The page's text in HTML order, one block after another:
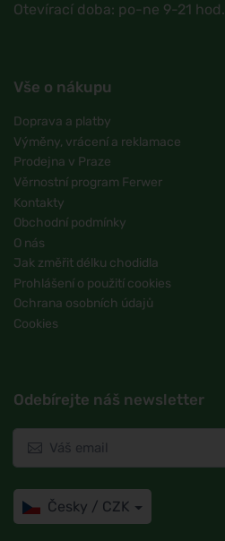
Otevírací doba: po-ne 9-21 hod.
Vše o nákupu
Doprava a platby
Výměny, vrácení a reklamace
Prodejna v Praze
Věrnostní program Ferwer
Kontakty
Obchodní podmínky
O nás
Jak změřit délku chodidla
Prohlášení o použití cookies
Ochrana osobních údajů
Cookies
Odebírejte náš newsletter
Česky / CZK